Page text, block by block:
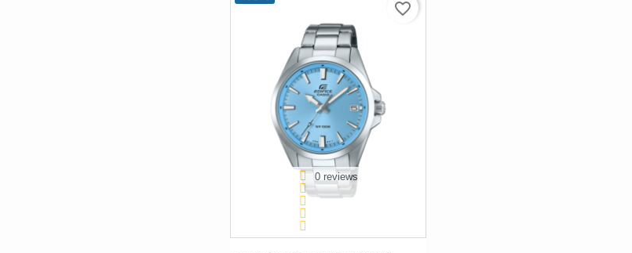
0 reviews
favorite_border